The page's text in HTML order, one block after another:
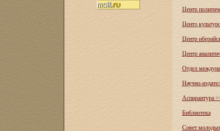
Центр
Центр
Центр
Центр
Отдел
Научно-
Аспирантура
Библиотека
Совет